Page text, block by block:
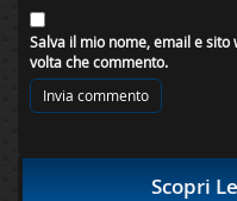
Salva il mio nome, email e
volta che commento.
Scopri